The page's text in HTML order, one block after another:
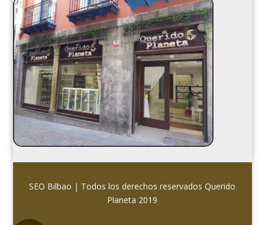
SEO Bilbao | Todos los derechos reservadosQuerido
Planeta 2019